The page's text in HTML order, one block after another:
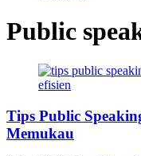
Public
Tips Public
Memukau